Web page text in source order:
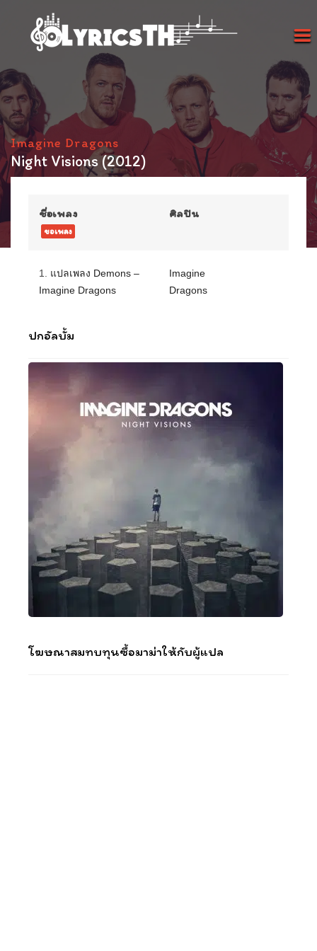
Imagine Dragons
Night Visions (2012)
ชื่อเพลง
ขอเพลง
ศิลปิน
1. แปลเพลง Demons –
Imagine Dragons
Imagine
Dragons
ปกอัลบั้ม
โฆษณาสมทบทุนซื้อมาม่าให้กับผู้แปล